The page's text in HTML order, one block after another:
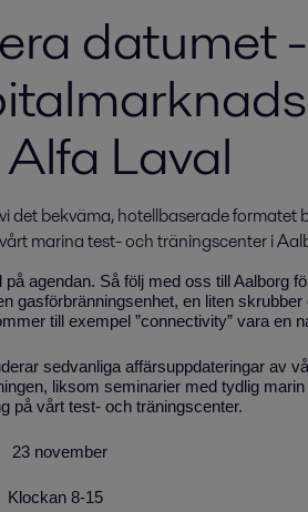
datumet -
Laval
det bekväma, hotellbaserade
marina test- och träningscenter i
på agendan. Så följ med oss till Aalborg
gasförbränningsenhet, en liten
till exempel ”connectivity” vara en
sedvanliga affärsuppdateringar av
liksom seminarier med tydlig
på vårt test- och träningscenter.
november
8-15